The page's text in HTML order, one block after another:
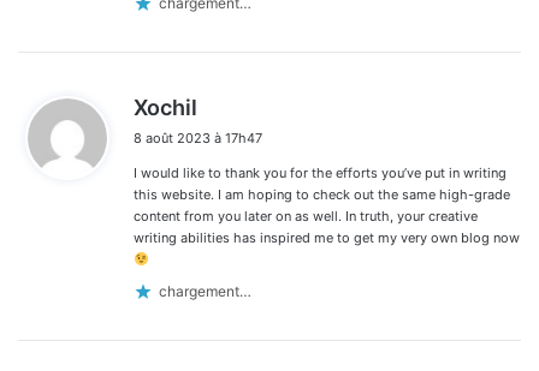
Xochil
t
:
8 août 2023 à 17h47
I would like to thank you for the efforts you’ve put in writing
this website. I am hoping to check out the same high-grade
content from you later on as well. In truth, your creative
writing abilities has inspired me to get my very own blog now
chargement…